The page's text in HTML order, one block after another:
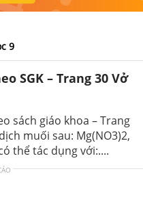
9
SGK – Trang 30 Vở
sách giáo khoa – Trang
muối sau: Mg(NO3)2,
thể tác dụng với:....